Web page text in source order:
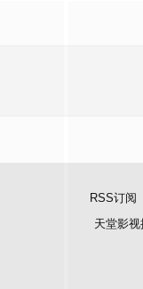
RSS订阅
天堂影视